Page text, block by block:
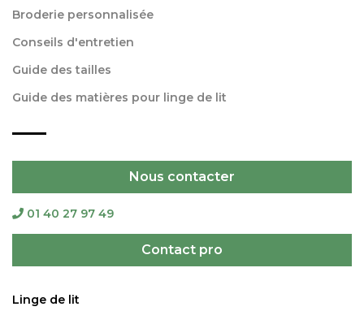
Broderie personnalisée
Conseils d'entretien
Guide des tailles
Guide des matières pour linge de lit
Nous contacter
01 40 27 97 49
Contact pro
Linge de lit